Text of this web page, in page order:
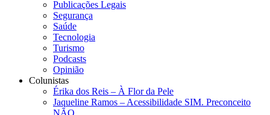
Publicações Legais
Segurança
Saúde
Tecnologia
Turismo
Podcasts
Opinião
Colunistas
Érika dos Reis​ – À Flor da Pele
Jaqueline Ramos – Acessibilidade SIM. Preconceito
NÃO